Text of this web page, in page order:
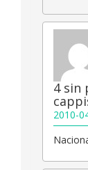
4 sin
2010-